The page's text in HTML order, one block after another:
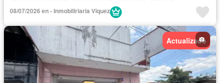
Internet
08/07/2026 en - Inmobiliriaria Viquez
Actualizado